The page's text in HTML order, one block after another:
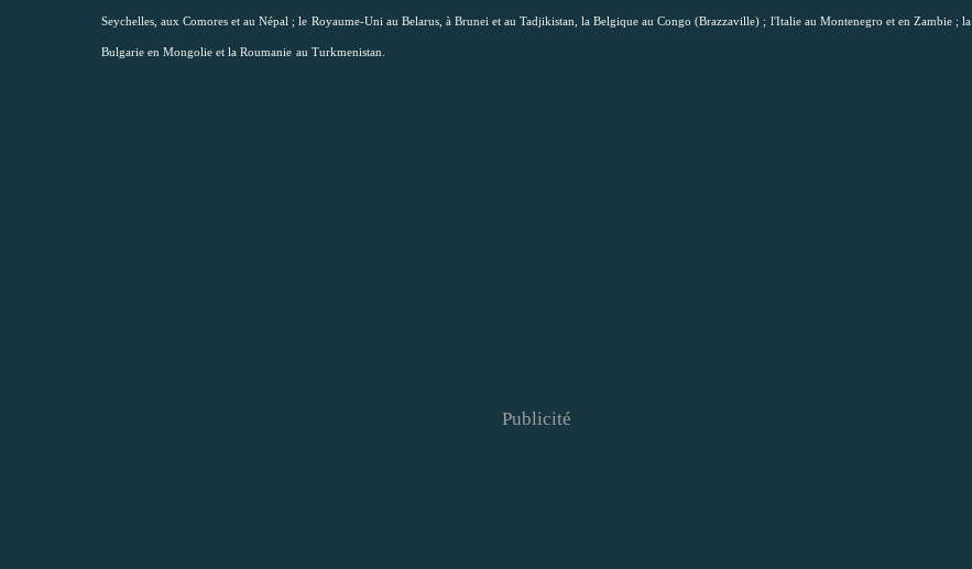
Seychelles, aux Comores et au Népal ; le Royaume-Uni au Belarus, à Brunei et au Tadjikistan, la Belgique au Congo (Brazzaville) ; l'Italie au Montenegro et en Zambie ; la
Bulgarie en Mongolie et la Roumanie au Turkmenistan.
Publicité